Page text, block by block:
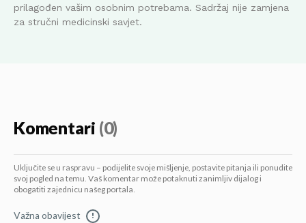
prilagođen vašim osobnim potrebama. Sadržaj nije zamjena
za stručni medicinski savjet.
Komentari (0)
Uključite se u raspravu – podijelite svoje mišljenje, postavite pitanja ili ponudite
svoj pogled na temu. Vaš komentar može potaknuti zanimljiv dijalog i
obogatiti zajednicu našeg portala.
Važna obavijest !